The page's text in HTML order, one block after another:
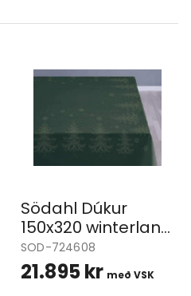
Södahl Dúkur
150x320 winterland
deep green
SOD-724608
21.895 kr með VSK